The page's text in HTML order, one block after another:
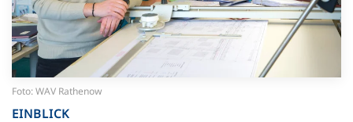
Foto: WAV Rathenow
EINBLICK